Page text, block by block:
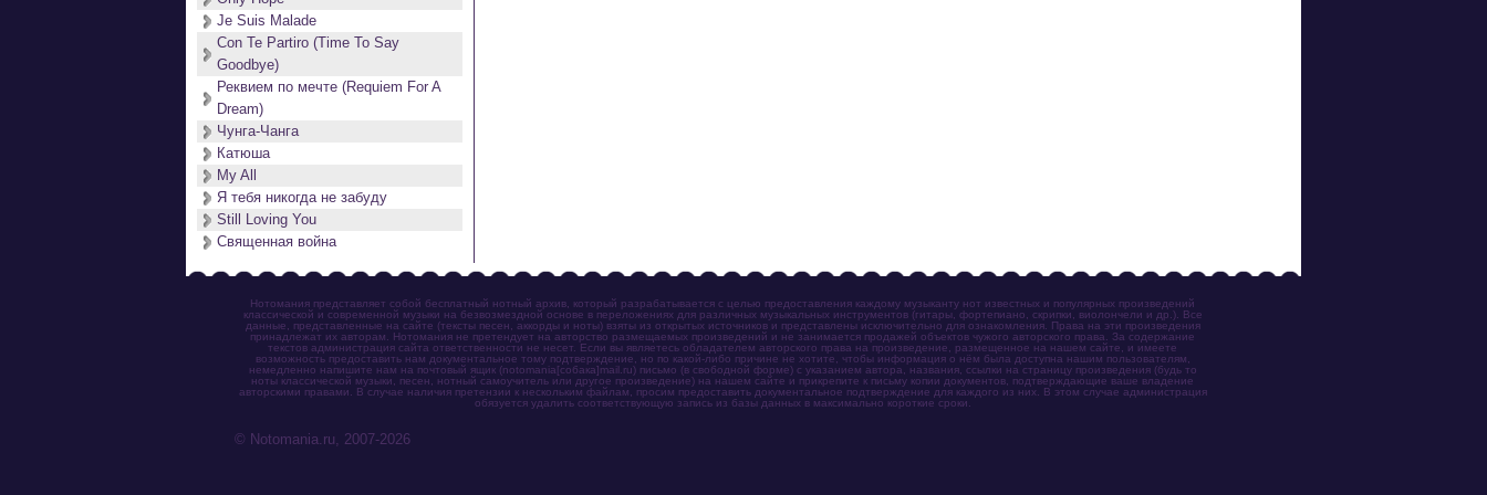
Je Suis Malade
Con Te Partiro (Time To Say
Goodbye)
Реквием по мечте (Requiem For A
Dream)
Чунга-Чанга
Катюша
My All
Я тебя никогда не забуду
Still Loving You
Священная война
Нотомания представляет собой бесплатный нотный архив, который разрабатывается с целью предоставления каждому музыканту нот известных и популярных произведений
классической и современной музыки на безвозмездной основе в переложениях для различных музыкальных инструментов (гитары, фортепиано, скрипки, виолончели и др.). Все
данные, представленные на сайте (тексты песен, аккорды и ноты) взяты из открытых источников и представлены исключительно для ознакомления. Права на эти произведения
принадлежат их авторам. Нотомания не претендует на авторство размещаемых произведений и не занимается продажей объектов чужого авторского права. За содержание
текстов администрация сайта ответственности не несет. Если вы являетесь обладателем авторского права на произведение, размещенное на нашем сайте, и имеете
возможность предоставить нам документальное тому подтверждение, но по какой-либо причине не хотите, чтобы информация о нём была доступна нашим пользователям,
немедленно напишите нам на почтовый ящик (notomania[собака]mail.ru) письмо (в свободной форме) с указанием автора, названия, ссылки на страницу произведения (будь то
ноты классической музыки, песен, нотный самоучитель или другое произведение) на нашем сайте и прикрепите к письму копии документов, подтверждающие ваше владение
авторскими правами. В случае наличия претензии к нескольким файлам, просим предоставить документальное подтверждение для каждого из них. В этом случае администрация
обязуется удалить соответствующую запись из базы данных в максимально короткие сроки.
© Notomania.ru, 2007-2026